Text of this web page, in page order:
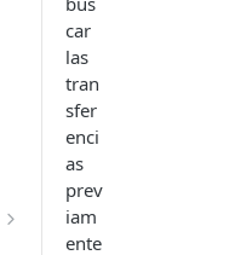
car
las
tran
sfer
enci
as
prev
iam
ente